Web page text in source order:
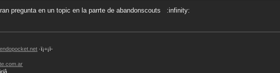
pregunta en un topic en la parrte de abandonscouts :infinity:
·ï¡÷¡ï-